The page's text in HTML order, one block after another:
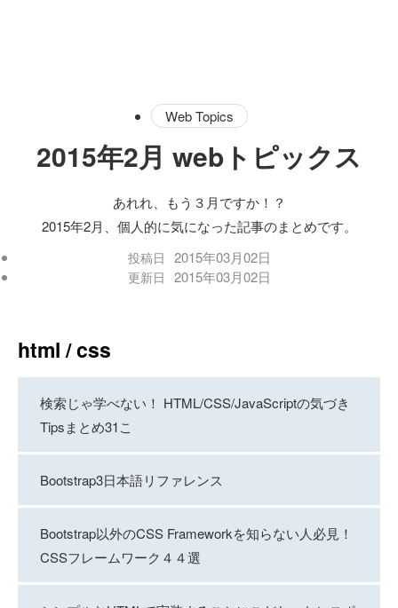
Web Topics
2015年2月 webトピックス
あれれ、もう３月ですか！？
2015年2月、個人的に気になった記事のまとめです。
投稿日 2015年03月02日
更新日 2015年03月02日
html / css
検索じゃ学べない！ HTML/CSS/JavaScriptの気づき
Tipsまとめ31こ
Bootstrap3日本語リファレンス
Bootstrap以外のCSS Frameworkを知らない人必見！
CSSフレームワーク４４選